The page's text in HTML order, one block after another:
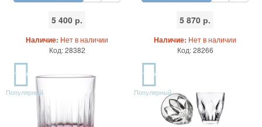
5 400 р.
Наличие: Нет в наличии
Код: 28382
5 870 р.
Наличие: Нет в наличии
Код: 28266
TOP
Популярный
TOP
Популярный